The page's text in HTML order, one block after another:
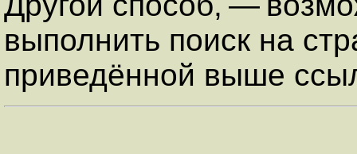
выполнить поиск на
приведённой выше